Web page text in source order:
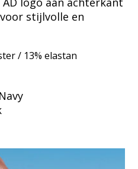
stijlvolle en
/ 13% elastan